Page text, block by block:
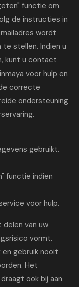
functie om
de instructies in
wordt
stellen. Indien u
kunt u contact
voor hulp en
correcte
ondersteuning
gebruikt.
functie indien
voor hulp.
van uw
vormt.
gebruik nooit
Het
ook bij aan